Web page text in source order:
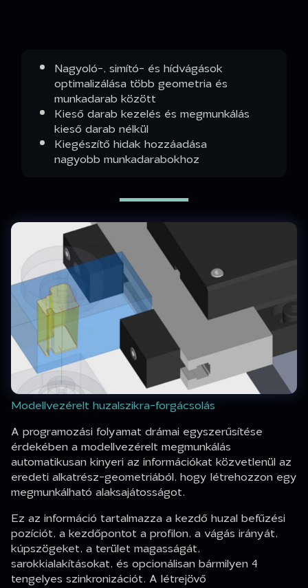
Nagyoló-, simító- és hídvágások
optimalizálása több geometria és
munkadarab között
Kieső darab kezelés és megmunkálás
kieső darab nélkül
Kiegészítő hidak hozzáadása
nagyobb munkadarabokhoz
Modellvezérelt huzalszikra-forgácsolás
A programozási folyamat drámai egyszerűsítése
érdekében a modellvezérelt megmunkálás
automatikusan kinyeri az információkat közvetlenül az
eredeti alkatrész-geometriából, hogy létrehozzon egy
megmunkálható alaksajátosságot.
Ez az információ tartalmazza a kezdő huzal befűzési
pozíciót, a kezdőpontot a profilon, a vágás irányát,
kúpszögeket, a terület magasságát,
sarokkialakításokat, és opcionálisan bármilyen 4
tengelyes szinkronizációt. A létrejövő